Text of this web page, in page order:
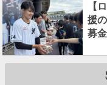
【
援
募